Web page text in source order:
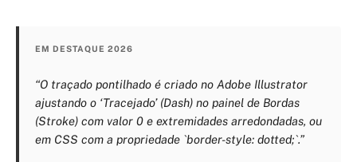
EM DESTAQUE 2026
“O traçado pontilhado é criado no Adobe Illustrator
ajustando o ‘Tracejado’ (Dash) no painel de Bordas
(Stroke) com valor 0 e extremidades arredondadas, ou
em CSS com a propriedade `border-style: dotted;`.”